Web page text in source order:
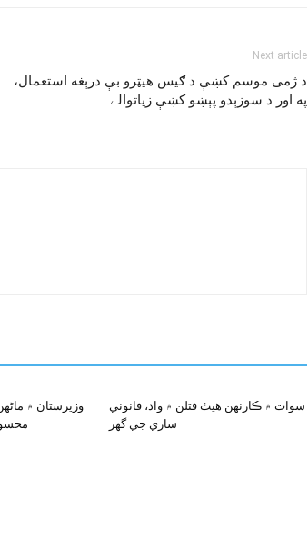
Next article
د ژمى موسم کښې د ګيس هيټرو بې درېغه استعمال،
په اور د سوزېدو پېښو کښې زياتوالے
وزيرستان ۾
سوات ۾ ڪارنهن هيٺ قتلن ۾ واڌ، قانوني
سازي جي گهر